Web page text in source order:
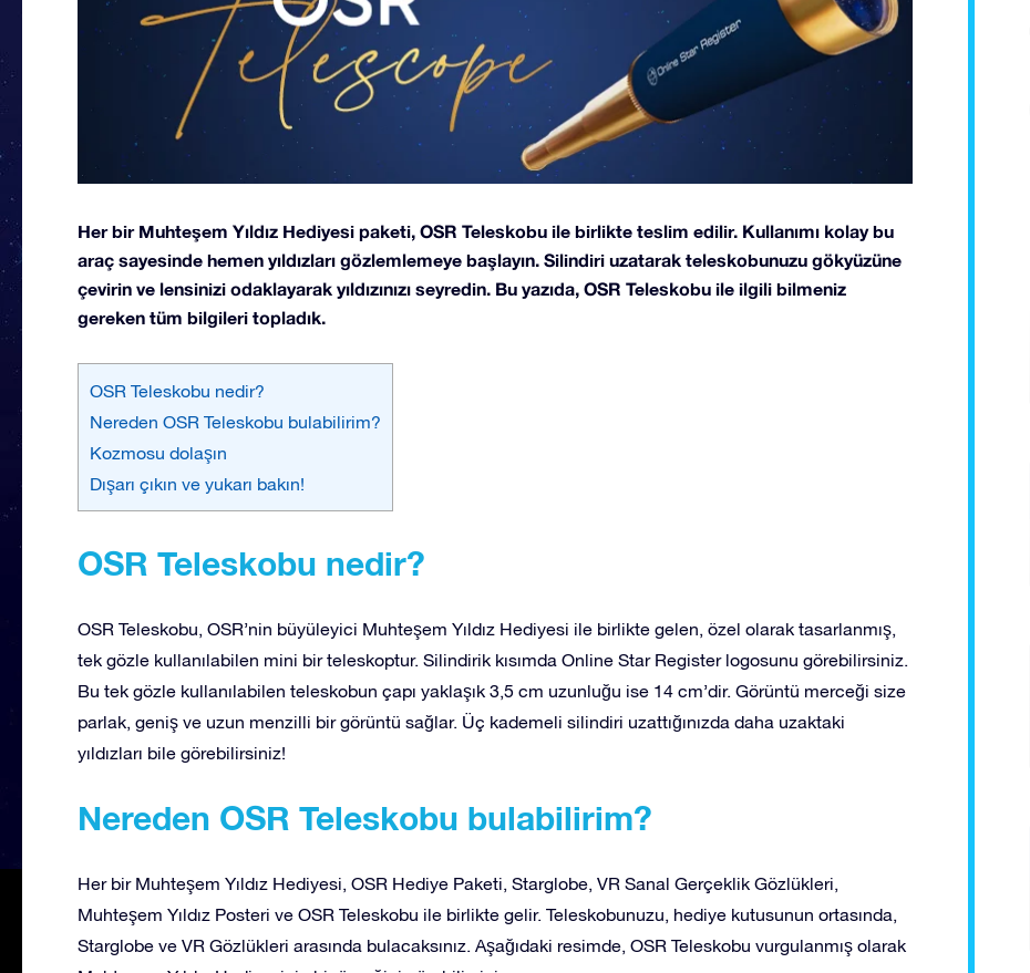
Her bir Muhteşem Yıldız Hediyesi paketi, OSR Teleskobu ile birlikte teslim edilir. Kullanımı kolay bu
araç sayesinde hemen yıldızları gözlemlemeye başlayın. Silindiri uzatarak teleskobunuzu gökyüzüne
çevirin ve lensinizi odaklayarak yıldızınızı seyredin. Bu yazıda, OSR Teleskobu ile ilgili bilmeniz
gereken tüm bilgileri topladık.
OSR Teleskobu nedir?
Nereden OSR Teleskobu bulabilirim?
Kozmosu dolaşın
Dışarı çıkın ve yukarı bakın!
OSR Teleskobu nedir?
OSR Teleskobu, OSR’nin büyüleyici Muhteşem Yıldız Hediyesi ile birlikte gelen, özel olarak tasarlanmış,
tek gözle kullanılabilen mini bir teleskoptur. Silindirik kısımda Online Star Register logosunu görebilirsiniz.
Bu tek gözle kullanılabilen teleskobun çapı yaklaşık 3,5 cm uzunluğu ise 14 cm’dir. Görüntü merceği size
parlak, geniş ve uzun menzilli bir görüntü sağlar. Üç kademeli silindiri uzattığınızda daha uzaktaki
yıldızları bile görebilirsiniz!
Nereden OSR Teleskobu bulabilirim?
Her bir Muhteşem Yıldız Hediyesi, OSR Hediye Paketi, Starglobe, VR Sanal Gerçeklik Gözlükleri,
Muhteşem Yıldız Posteri ve OSR Teleskobu ile birlikte gelir. Teleskobunuzu, hediye kutusunun ortasında,
Starglobe ve VR Gözlükleri arasında bulacaksınız. Aşağıdaki resimde, OSR Teleskobu vurgulanmış olarak